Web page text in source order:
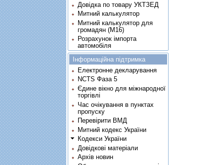
Довідка по товару УКТЗЕД
Митний калькулятор
Митний калькулятор для
громадян (М16)
Розрахунок імпорта
автомобіля
Інформаційна підтримка
Електронне декларування
NCTS Фаза 5
Єдине вікно для міжнародної
торгівлі
Час очікування в пунктах
пропуску
Перевірити ВМД
Митний кодекс України
Кодекси України
Довідкові матеріали
Архів новин